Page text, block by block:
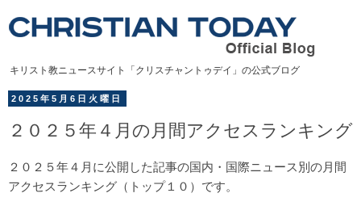
キリスト教ニュースサイト「クリスチャントゥデイ」の公式ブログ
2025年5月6日火曜日
２０２５年４月の月間アクセスランキング
２０２５年４月に公開した記事の国内・国際ニュース別の月間
アクセスランキング（トップ１０）です。